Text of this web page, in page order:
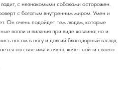
с незнакомыми собаками осторожен.
с богатым внутренним миром. Умен и
Он очень подойдет тем людям, которые
вопли и виляния при виде хозяина, но и
носом в ногу и долгий благодарный взгляд.
на свое имя и очень хочет найти своего